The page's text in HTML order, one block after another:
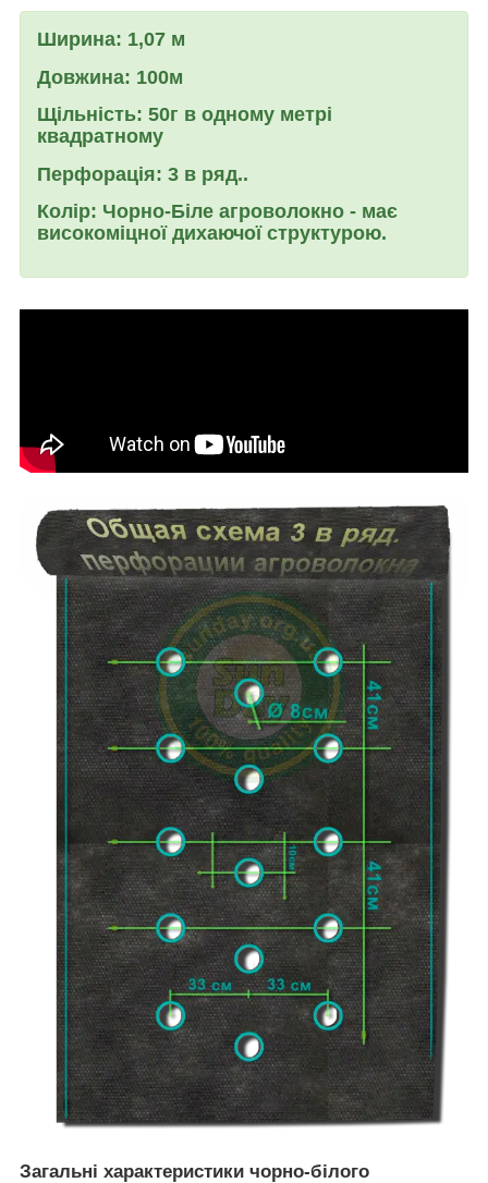
Ширина: 1,07 м
Довжина: 100м
Щільність: 50г в одному метрі
квадратному
Перфорація: 3 в ряд..
Колір: Чорно-Біле агроволокно - має
високоміцної дихаючої структурою.
Загальні характеристики чорно-білого